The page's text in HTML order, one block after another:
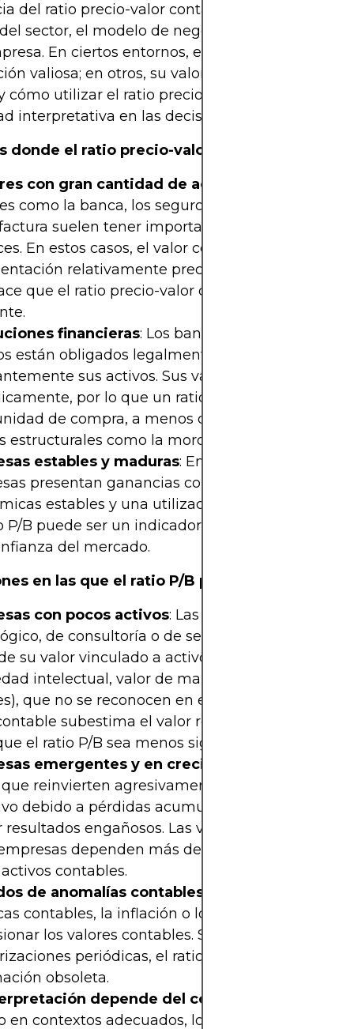
del ratio precio-valor contable depende en
sector, el modelo de negocio y el contexto
En ciertos entornos, este ratio puede
valiosa; en otros, su valor es limitado.
cómo utilizar el ratio precio-valor contable
interpretativa en las decisiones de inversión.
donde el ratio precio-valor contable es
con gran cantidad de activos
como la banca, los seguros, el sector
suelen tener importantes activos
En estos casos, el valor contable es una
relativamente precisa del valor
que el ratio precio-valor contable sea
financieras: Los bancos y las compañías
están obligados legalmente a revalorizar
sus activos. Sus valores contables se
por lo que un ratio P/B bajo puede
de compra, a menos que esté impulsado
estructurales como la morosidad.
estables y maduras: En los casos en que las
presentan ganancias consistentes,
estables y una utilización predecible de los
P/B puede ser un indicador fiable del valor a
del mercado.
en las que el ratio P/B pierde relevancia
con pocos activos: Las empresas de los
de consultoría o de servicios suelen tener
su valor vinculado a activos intangibles (como
intelectual, valor de marca o relaciones con
que no se reconocen en el balance. En estos
subestima el valor real de la empresa, lo
el ratio P/B sea menos significativo.
emergentes y en crecimiento
reinvierten agresivamente o tienen
debido a pérdidas acumuladas, el ratio P/B
resultados engañosos. Las valoraciones de
dependen más de los flujos de caja
contables.
de anomalías contables
contables, la inflación o los pasivos ocultos
los valores contables. Sin normas
periódicas, el ratio P/B puede reflejar
obsoleta.
depende del contexto
en contextos adecuados, los datos P/B sin